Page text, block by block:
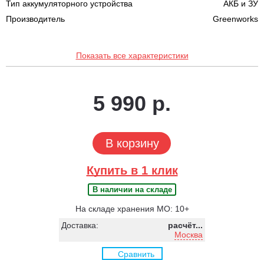
Тип аккумуляторного устройства
АКБ и ЗУ
Производитель
Greenworks
Показать все характеристики
5 990 р.
В корзину
Купить в 1 клик
В наличии на складе
На складе хранения МО: 10+
Доставка:
расчёт...
Москва
Сравнить